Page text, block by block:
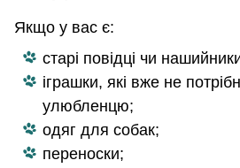
Якщо у вас є:
старі повідці чи
іграшки, які вже не
улюбленцю;
одяг для собак;
переноски;